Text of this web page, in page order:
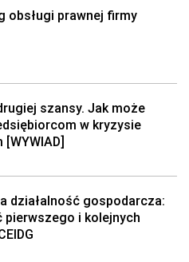
obsługi prawnej firmy
szansy. Jak może
w kryzysie
działalność gospodarcza:
pierwszego i kolejnych